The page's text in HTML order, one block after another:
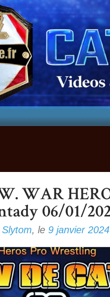
Slytom, le 9 janvier 2024